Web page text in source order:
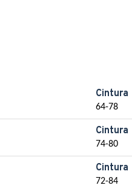
Cintura
64-78
Cintura
74-80
Cintura
72-84